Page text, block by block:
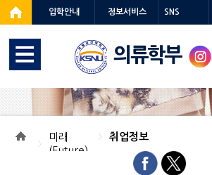
입학안내 정보서비스 SNS
의류학부
미래
(Future)
취업정보